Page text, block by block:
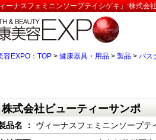
ーナスフェミニンソープテイシゲキ」:株式会
容EXPO：TOP > 健康器具・用品 > 製品 > バス
株式会社ビューティーサンポ
品名 ： ヴィーナスフェミニンソープテ